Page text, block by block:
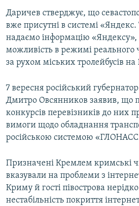
Даричев стверджує, що
вже присутні в системі
надаємо інформацію «Яндексу»,
можливість в режимі реального
за рухом міських тролейбусів
7 вересня російський
Дмитро Овсянников заявив, що
конкурсів перевізників до них
вимоги щодо обладнання
російською системою
Призначені Кремлем кримські
вказували на проблеми з
Криму й гості півострова
нестабільність покриття